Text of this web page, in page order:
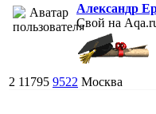
Александр
Свой на
2 11795 9522 Москва